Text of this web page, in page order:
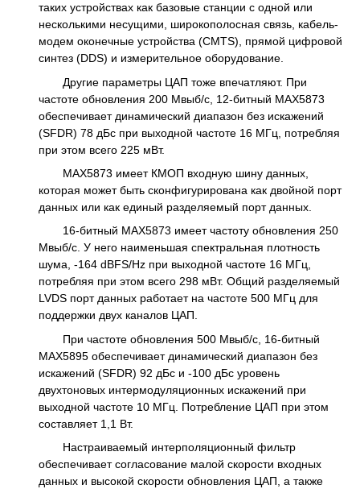
таких устройствах как базовые станции с одной или
несколькими несущими, широкополосная связь, кабель-
модем оконечные устройства (CMTS), прямой цифровой
синтез (DDS) и измерительное оборудование.
Другие параметры ЦАП тоже впечатляют. При
частоте обновления 200 Мвыб/с, 12-битный МАХ5873
обеспечивает динамический диапазон без искажений
(SFDR) 78 дБс при выходной частоте 16 МГц, потребляя
при этом всего 225 мВт.
МАХ5873 имеет КМОП входную шину данных,
которая может быть сконфигурирована как двойной порт
данных или как единый разделяемый порт данных.
16-битный МАХ5873 имеет частоту обновления 250
Мвыб/с. У него наименьшая спектральная плотность
шума, -164 dBFS/Hz при выходной частоте 16 МГц,
потребляя при этом всего 298 мВт. Общий разделяемый
LVDS порт данных работает на частоте 500 МГц для
поддержки двух каналов ЦАП.
При частоте обновления 500 Мвыб/с, 16-битный
МАХ5895 обеспечивает динамический диапазон без
искажений (SFDR) 92 дБс и -100 дБс уровень
двухтоновых интермодуляционных искажений при
выходной частоте 10 МГц. Потребление ЦАП при этом
составляет 1,1 Вт.
Настраиваемый интерполяционный фильтр
обеспечивает согласование малой скорости входных
данных и высокой скорости обновления ЦАП, а также